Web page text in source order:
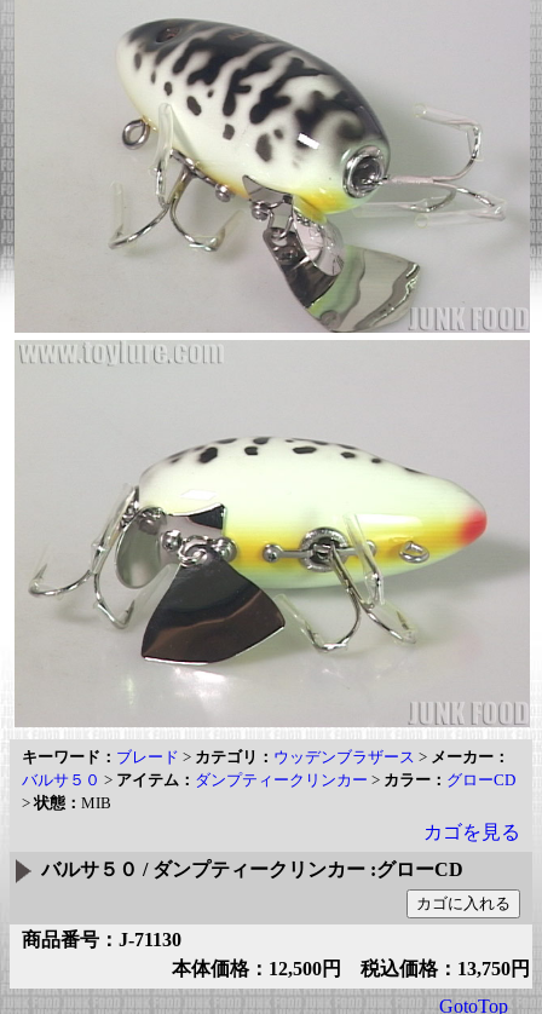
キーワード： ブレード > カテゴリ： ウッデンブラザース > メーカー：
バルサ５０ > アイテム： ダンプティークリンカー > カラー： グローCD
>状態： MIB
カゴを見る
バルサ５０ / ダンプティークリンカー :グローCD
商品番号：J-71130
本体価格：12,500円 税込価格：13,750円
GotoTop